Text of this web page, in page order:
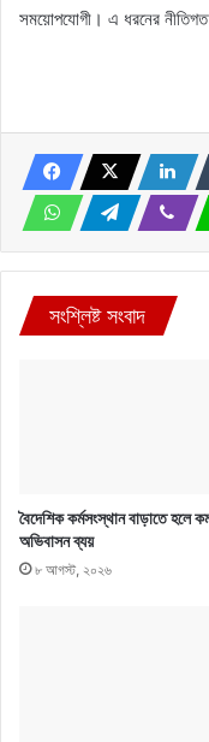
সময়োপযোগী। এ ধরনের
সংশ্লিষ্ট সংবাদ
বৈদেশিক কর্মসংস্থান বাড়াতে হলে
অভিবাসন ব্যয়
৮ আগস্ট, ২০২৬